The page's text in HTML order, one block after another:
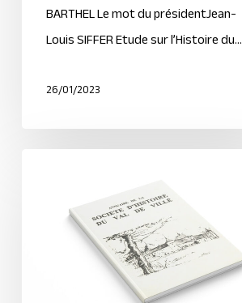
BARTHEL Le mot du présidentJean-
Louis SIFFER Etude sur l’Histoire du…
26/01/2023